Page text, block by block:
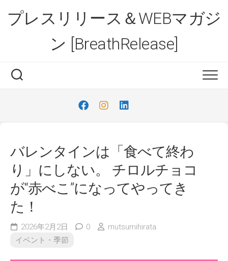
content
プレスリリース＆WEBマガジ
ン [BreathRelease]
バレンタインは「食べて終わ
り」にしない。 チロルチョコ
が“赤べこ”になってやってき
た！
2026年2月2日 0
mutsumihirata
イベント・季節